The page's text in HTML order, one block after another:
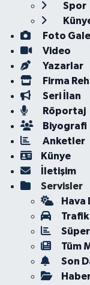
Spor
Foto
Video
Yazarlar
Firma
Seri İlan
Röportaj
Biyografi
Anketler
Künye
İletişim
Servisler
Hava
Tüm
Son